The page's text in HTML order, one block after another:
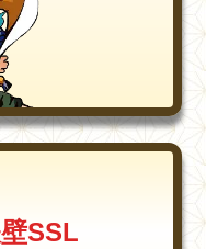
SSL